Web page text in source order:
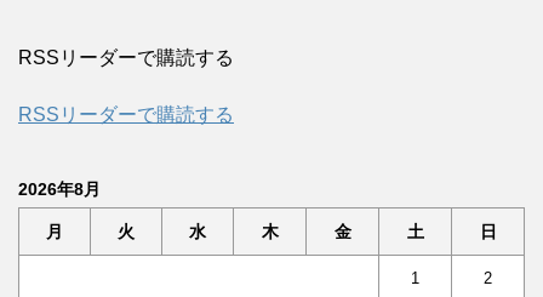
RSSリーダーで購読する
RSSリーダーで購読する
2026年8月
月 火 水 木 金 土 日
1 2